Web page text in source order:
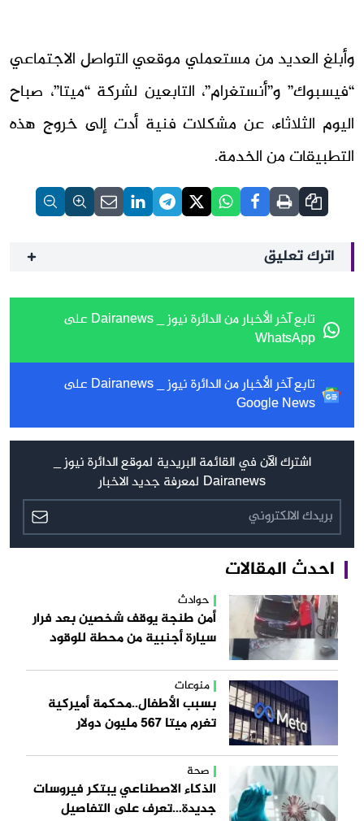
وأبلغ العديد من مستعملي موقعي التواصل الاجتماعي
“فيسبوك” و”أنستغرام”، التابعين لشركة “ميتا”، صباح
اليوم الثلاثاء، عن مشكلات فنية أدت إلى خروج هذه
التطبيقات من الخدمة.
اترك تعليق
تابع آخر الأخبار من الدائرة نيوز _ Dairanews على
WhatsApp
تابع آخر الأخبار من الدائرة نيوز _ Dairanews على
Google News
اشترك الآن في القائمة البريدية لموقع الدائرة نيوز _
Dairanews لمعرفة جديد الاخبار
احدث المقالات
حوادث
أمن طنجة يوقف شخصين بعد فرار
سيارة أجنبية من محطة للوقود
منوعات
بسبب الأطفال..محكمة أميركية
تغرم ميتا 567 مليون دولار
صحة
الذكاء الاصطناعي يبتكر فيروسات
جديدة…تعرف على التفاصيل